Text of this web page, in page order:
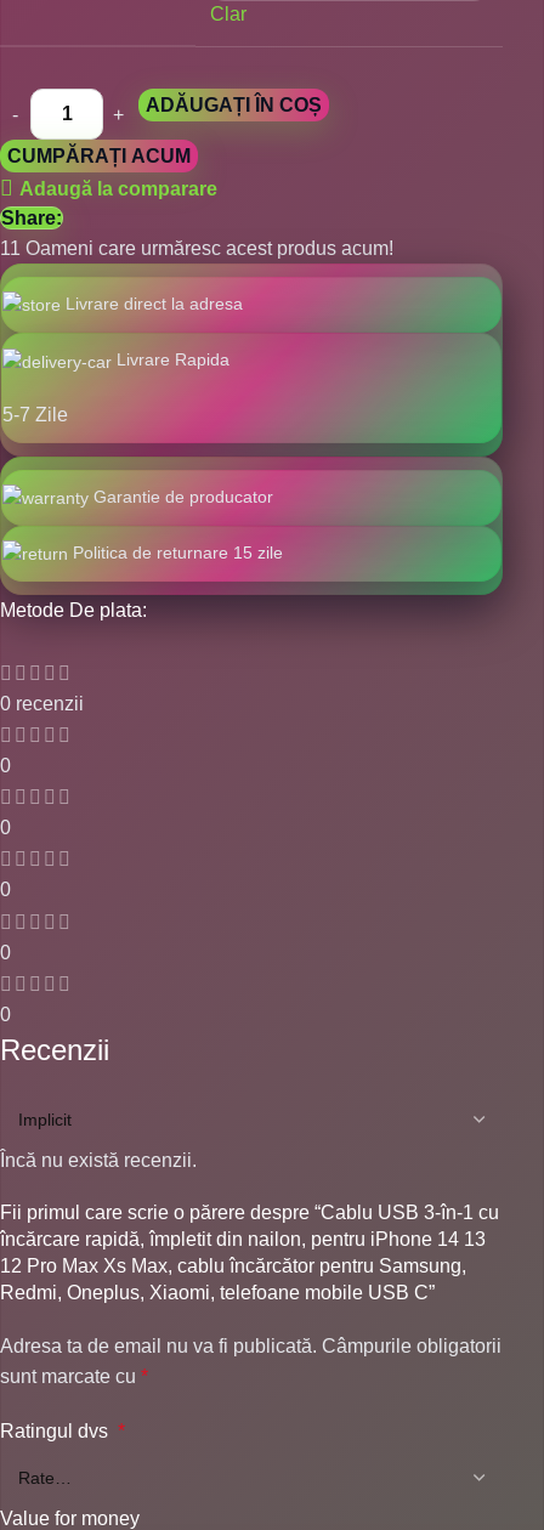
Clar
ADĂUGAȚI ÎN COȘ
CUMPĂRAȚI ACUM
Adaugă la comparare
Share:
11 Oameni care urmăresc acest produs acum!
Livrare direct la adresa
Livrare Rapida
5-7 Zile
Garantie de producator
Politica de returnare 15 zile
Metode De plata:
0 recenzii
0
0
0
0
0
Recenzii
Încă nu există recenzii.
Fii primul care scrie o părere despre “Cablu USB 3-în-1 cu
încărcare rapidă, împletit din nailon, pentru iPhone 14 13
12 Pro Max Xs Max, cablu încărcător pentru Samsung,
Redmi, Oneplus, Xiaomi, telefoane mobile USB C”
Adresa ta de email nu va fi publicată. Câmpurile obligatorii
sunt marcate cu*
Ratingul dvs*
Value for money